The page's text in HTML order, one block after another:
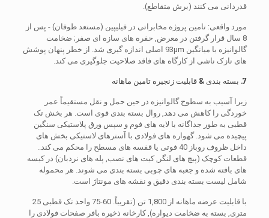
قدردانی می کنند (برش متقاطع).
مورد واقعی: تامین پروژه مخابراتی در فیلیپین (مستعد طوفان) - پس از
8 سال قرار گرفتن در معرض, حفره های سازه ای صفر; ضخامت
گالوانیزه با میانگین 93μm اصلی اندازه گیری شد. از خطر پنهان پوشش
های نازک ناشی از کارگاه های فاقد صلاحیت جلوگیری می کند.
7. بسته بندی & قابلیت زنجیره تامین ماهانه
زیرا آسیب به سطوح گالوانیزه در حین حمل و نقل مستقیماً عمر
خوردگی را کاهش می دهد, روال بسته بندی قوی است. هر بخش تک
قطبی به طور جداگانه با لایه های فوم و سپس ورق پلاستیکی سنگین
پیچیده می شود. گهواره های فولادی با آسترهای لاستیکی بخش های
داخل ظروف روباز 40 فوتی یا قفسه های مسطح را محکم می کند..
قطعات کوچک (پیچ های لنگر, کیت های نصب, پله های نردبان) در کیسه
های بافته شده و جعبه های چوبی بسته بندی می شوند. هر محموله
شامل لیست بسته بندی دقیق و نقشه های مونتاژ است.
با قابلیت عرضه ماهانه از 1,800 تن (تقریباً. 60-75 واحد تک قطبی 25
متری, بسته به ضخامت دیواره), کارخانه ذخیره بافر صفحات فولادی را